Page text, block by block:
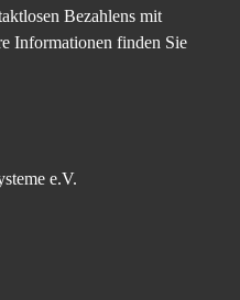
Bezahlens mit
Informationen finden Sie
e.V.